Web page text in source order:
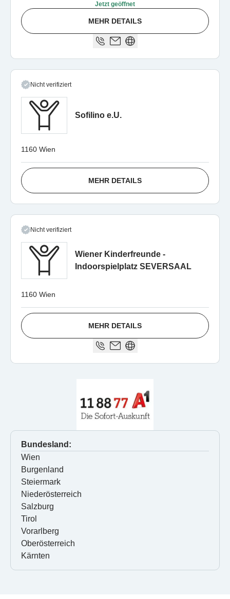
Jetzt geöffnet
MEHR DETAILS
Nicht verifiziert
Sofilino e.U.
1160 Wien
MEHR DETAILS
Nicht verifiziert
Wiener Kinderfreunde -
Indoorspielplatz SEVERSAAL
1160 Wien
MEHR DETAILS
Bundesland:
Wien
Burgenland
Steiermark
Niederösterreich
Salzburg
Tirol
Vorarlberg
Oberösterreich
Kärnten